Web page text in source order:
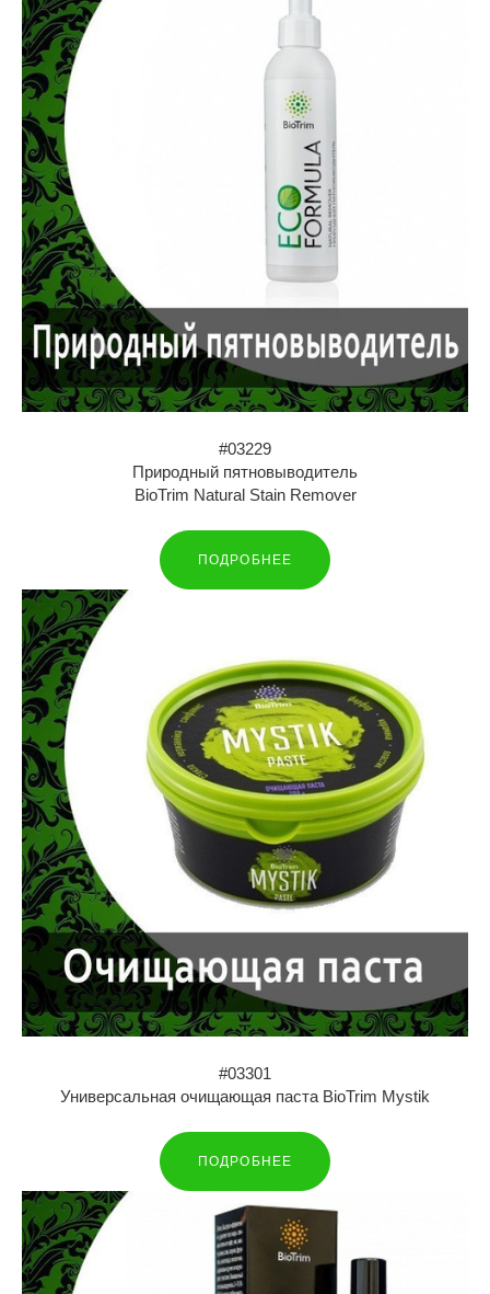
#03229
Природный пятновыводитель
BioTrim Natural Stain Remover
ПОДРОБНЕЕ
#03301
Универсальная очищающая паста BioTrim Mystik
ПОДРОБНЕЕ